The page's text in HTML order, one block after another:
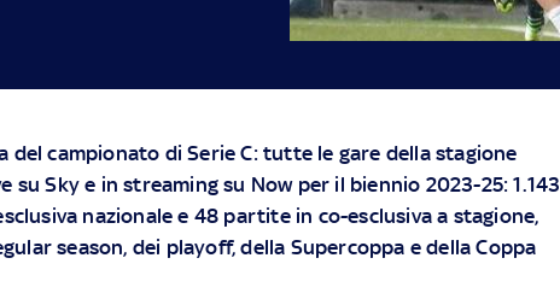
del campionato di Serie C: tutte le gare della stagione
suSky e in streaming su Nowper il biennio 2023-25: 1.143
nazionale e 48 partite in co-esclusiva a stagione,
season, dei playoff, della Supercoppa e della Coppa